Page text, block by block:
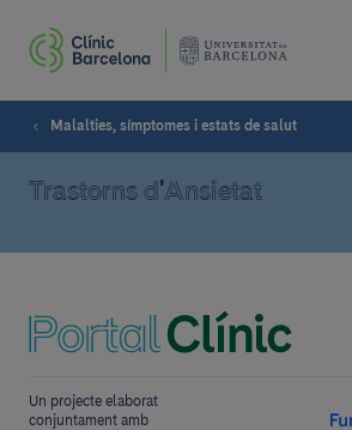
Malalties, símptomes i estats de salut
Trastorns d'Ansietat
Un projecte elaborat
conjuntament amb